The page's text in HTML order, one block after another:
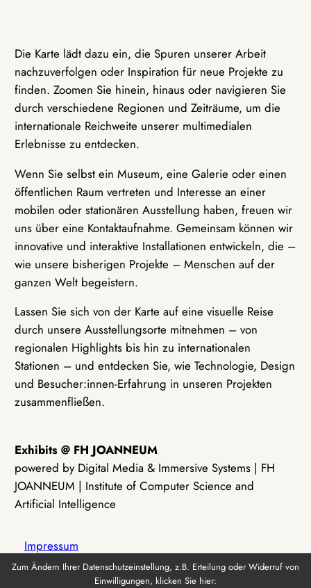
Die Karte lädt dazu ein, die Spuren unserer Arbeit
nachzuverfolgen oder Inspiration für neue Projekte zu
finden. Zoomen Sie hinein, hinaus oder navigieren Sie
durch verschiedene Regionen und Zeiträume, um die
internationale Reichweite unserer multimedialen
Erlebnisse zu entdecken.
Wenn Sie selbst ein Museum, eine Galerie oder einen
öffentlichen Raum vertreten und Interesse an einer
mobilen oder stationären Ausstellung haben, freuen wir
uns über eine Kontaktaufnahme. Gemeinsam können wir
innovative und interaktive Installationen entwickeln, die –
wie unsere bisherigen Projekte – Menschen auf der
ganzen Welt begeistern.
Lassen Sie sich von der Karte auf eine visuelle Reise
durch unsere Ausstellungsorte mitnehmen – von
regionalen Highlights bis hin zu internationalen
Stationen – und entdecken Sie, wie Technologie, Design
und Besucher:innen-Erfahrung in unseren Projekten
zusammenfließen.
Exhibits @ FH JOANNEUM
powered by Digital Media & Immersive Systems | FH
JOANNEUM | Institute of Computer Science and
Artificial Intelligence
Impressum
Zum Ändern Ihrer Datenschutzeinstellung, z.B. Erteilung oder Widerruf von
Einwilligungen, klicken Sie hier: